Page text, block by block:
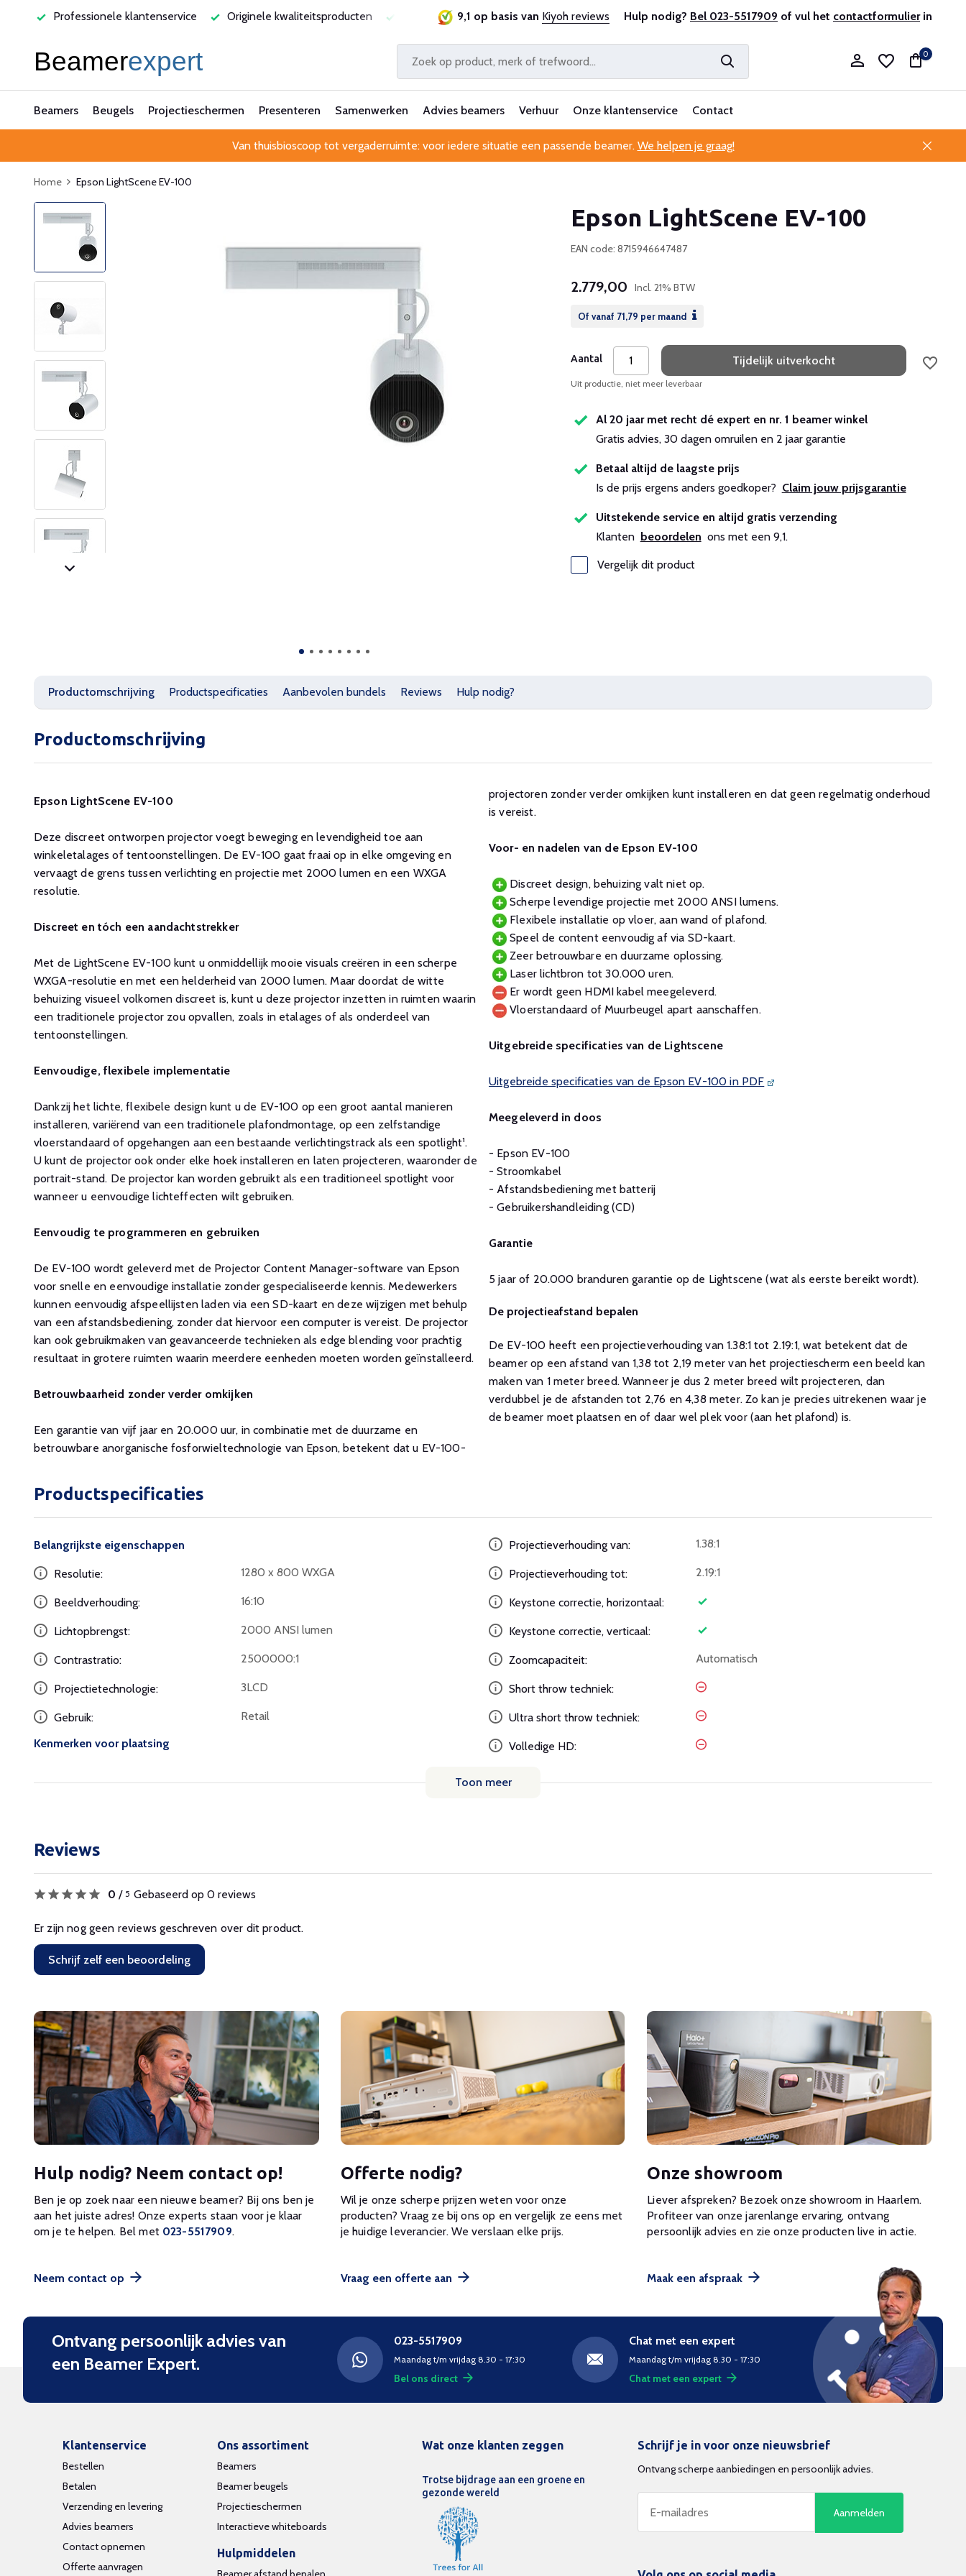
Professionele klantenservice Originele kwaliteitsproducten Laagste prijsgarantie Al 25 jaar betrouwbaar en ervaren Professionele klantenservice
9,1 op basis van Kiyoh reviews Hulp nodig? Bel 023-5517909 of vul het contactformulierin
Account aanmaken
0
Beamers Beugels Projectieschermen Presenteren Samenwerken Advies beamers Verhuur Onze klantenservice Contact
Van thuisbioscoop tot vergaderruimte: voor iedere situatie een passende beamer. We helpen je graag!
Home Epson LightScene EV-100
Epson LightScene EV-100
EAN code: 8715946647487
2.779,00 Incl. 21% BTW
Of vanaf 71,79 per maand
Aantal Tijdelijk uitverkocht
Uit productie, niet meer leverbaar
Al 20 jaar met recht dé expert en nr. 1 beamer winkel
Gratis advies, 30 dagen omruilen en 2 jaar garantie
Betaal altijd de laagste prijs
Is de prijs ergens anders goedkoper? Claim jouw prijsgarantie
Uitstekende service en altijd gratis verzending
Klanten beoordelen ons met een 9,1.
Vergelijk dit product
Productomschrijving Productspecificaties Aanbevolen bundels Reviews Hulp nodig?
Productomschrijving
Epson LightScene EV-100
Deze discreet ontworpen projector voegt beweging en levendigheid toe aan
winkeletalages of tentoonstellingen. De EV-100 gaat fraai op in elke omgeving en
vervaagt de grens tussen verlichting en projectie met 2000 lumen en een WXGA
resolutie.
Discreet en tóch een aandachtstrekker
Met de LightScene EV-100 kunt u onmiddellijk mooie visuals creëren in een scherpe
WXGA-resolutie en met een helderheid van 2000 lumen. Maar doordat de witte
behuizing visueel volkomen discreet is, kunt u deze projector inzetten in ruimten waarin
een traditionele projector zou opvallen, zoals in etalages of als onderdeel van
tentoonstellingen.
Eenvoudige, flexibele implementatie
Dankzij het lichte, flexibele design kunt u de EV-100 op een groot aantal manieren
installeren, variërend van een traditionele plafondmontage, op een zelfstandige
vloerstandaard of opgehangen aan een bestaande verlichtingstrack als een spotlight¹.
U kunt de projector ook onder elke hoek installeren en laten projecteren, waaronder de
portrait-stand. De projector kan worden gebruikt als een traditioneel spotlight voor
wanneer u eenvoudige lichteffecten wilt gebruiken.
Eenvoudig te programmeren en gebruiken
De EV-100 wordt geleverd met de Projector Content Manager-software van Epson
voor snelle en eenvoudige installatie zonder gespecialiseerde kennis. Medewerkers
kunnen eenvoudig afspeellijsten laden via een SD-kaart en deze wijzigen met behulp
van een afstandsbediening, zonder dat hiervoor een computer is vereist. De projector
kan ook gebruikmaken van geavanceerde technieken als edge blending voor prachtig
resultaat in grotere ruimten waarin meerdere eenheden moeten worden geïnstalleerd.
Betrouwbaarheid zonder verder omkijken
Een garantie van vijf jaar en 20.000 uur, in combinatie met de duurzame en
betrouwbare anorganische fosforwieltechnologie van Epson, betekent dat u EV-100-
projectoren zonder verder omkijken kunt installeren en dat geen regelmatig onderhoud
is vereist.
Voor- en nadelen van de Epson EV-100
Discreet design, behuizing valt niet op.
Scherpe levendige projectie met 2000 ANSI lumens.
Flexibele installatie op vloer, aan wand of plafond.
Speel de content eenvoudig af via SD-kaart.
Zeer betrouwbare en duurzame oplossing.
Laser lichtbron tot 30.000 uren.
Er wordt geen HDMI kabel meegeleverd.
Vloerstandaard of Muurbeugel apart aanschaffen.
Uitgebreide specificaties van de Lightscene
Uitgebreide specificaties van de Epson EV-100 in PDF
Meegeleverd in doos
- Epson EV-100
- Stroomkabel
- Afstandsbediening met batterij
- Gebruikershandleiding (CD)
Garantie
5 jaar of 20.000 branduren garantie op de Lightscene (wat als eerste bereikt wordt).
De projectieafstand bepalen
De EV-100 heeft een projectieverhouding van 1.38:1 tot 2.19:1, wat betekent dat de
beamer op een afstand van 1,38 tot 2,19 meter van het projectiescherm een beeld kan
maken van 1 meter breed. Wanneer je dus 2 meter breed wilt projecteren, dan
verdubbel je de afstanden tot 2,76 en 4,38 meter. Zo kan je precies uitrekenen waar je
de beamer moet plaatsen en of daar wel plek voor (aan het plafond) is.
Productspecificaties
Belangrijkste eigenschappen
Resolutie: 1280 x 800 WXGA
Beeldverhouding: 16:10
Lichtopbrengst: 2000 ANSI lumen
Contrastratio: 2500000:1
Projectietechnologie: 3LCD
Gebruik:
Retail
Kenmerken voor plaatsing
Projectieverhouding van: 1.38:1
Projectieverhouding tot: 2.19:1
Keystone correctie, horizontaal:
Keystone correctie, verticaal:
Zoomcapaciteit: Automatisch
Short throw techniek:
Ultra short throw techniek:
Volledige HD:
Toon meer
Reviews
0 / 5 Gebaseerd op 0 reviews
Er zijn nog geen reviews geschreven over dit product.
Schrijf zelf een beoordeling
Hulp nodig? Neem contact op!
Ben je op zoek naar een nieuwe beamer? Bij ons ben je
aan het juiste adres! Onze experts staan voor je klaar
om je te helpen. Bel met 023-5517909.
Neem contact op
Offerte nodig?
Wil je onze scherpe prijzen weten voor onze
producten? Vraag ze bij ons op en vergelijk ze eens met
je huidige leverancier. We verslaan elke prijs.
Vraag een offerte aan
Onze showroom
Liever afspreken? Bezoek onze showroom in Haarlem.
Profiteer van onze jarenlange ervaring, ontvang
persoonlijk advies en zie onze producten live in actie.
Maak een afspraak
Ontvang persoonlijk advies van
een Beamer Expert.
023-5517909
Maandag t/m vrijdag 8.30 - 17:30
Bel ons direct
Chat met een expert
Maandag t/m vrijdag 8.30 - 17:30
Chat met een expert
Klantenservice
Bestellen
Betalen
Verzending en levering
Advies beamers
Contact opnemen
Offerte aanvragen
Ons assortiment
Beamers
Beamer beugels
Projectieschermen
Interactieve whiteboards
Hulpmiddelen
Wat onze klanten zeggen
Trotse bijdrage aan een groene en
gezonde wereld
Schrijf je in voor onze nieuwsbrief
Ontvang scherpe aanbiedingen en persoonlijk advies.
Aanmelden